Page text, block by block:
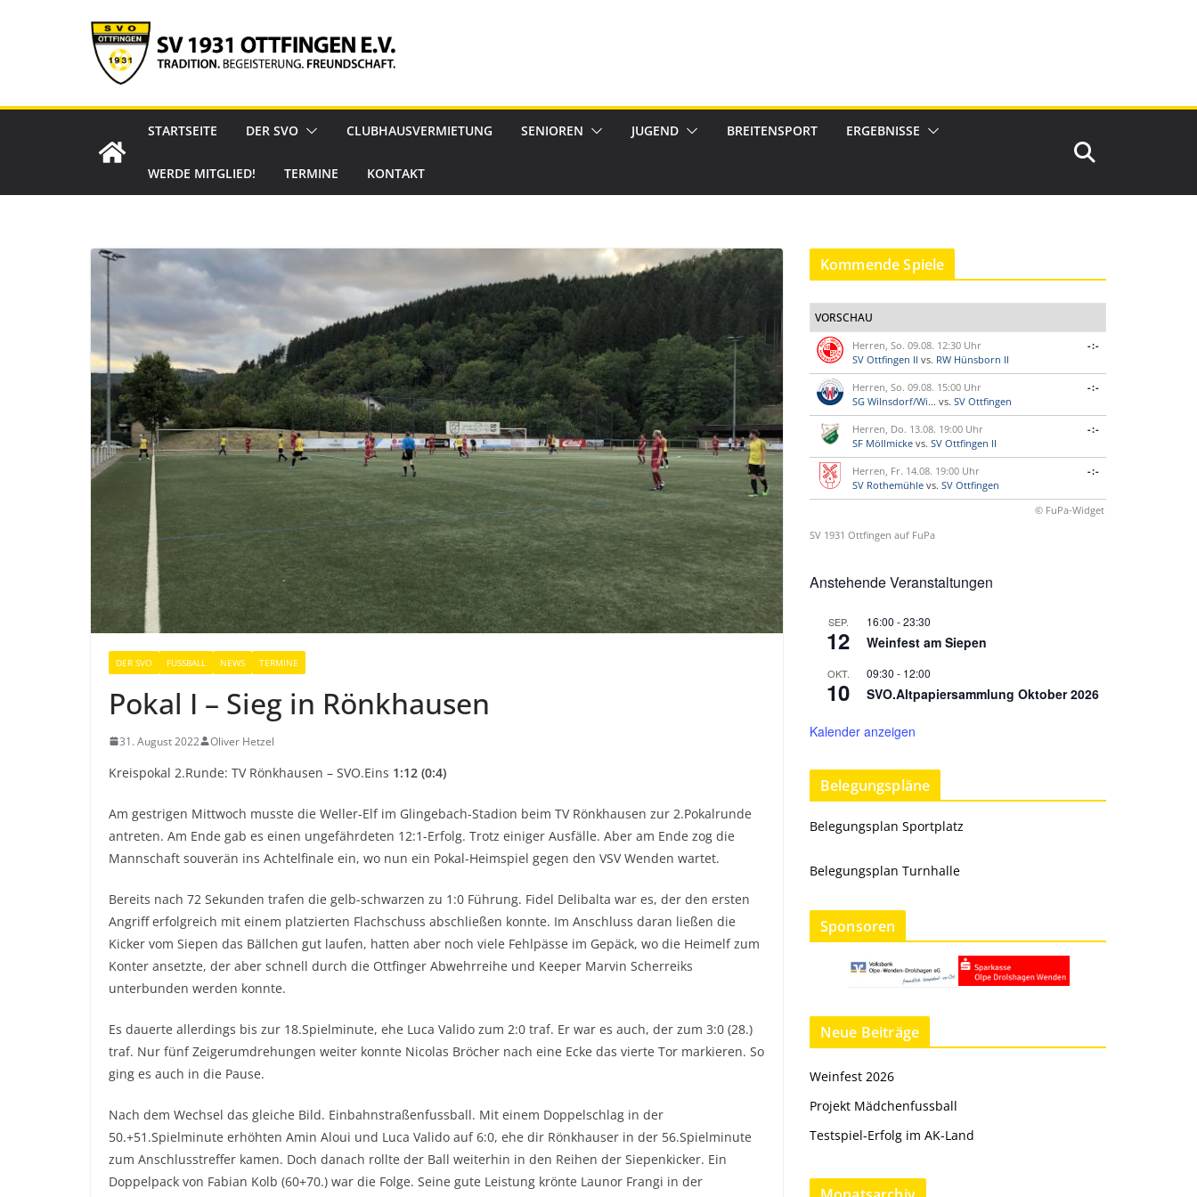
STARTSEITE DER SVO CLUBHAUSVERMIETUNG SENIOREN JUGEND BREITENSPORT ERGEBNISSE
WERDE MITGLIED! TERMINE KONTAKT
DER SVO FUSSBALL NEWS TERMINE
Pokal I – Sieg in Rönkhausen
31. August 2022 Oliver Hetzel
Kreispokal 2.Runde: TV Rönkhausen – SVO.Eins 1:12 (0:4)
Am gestrigen Mittwoch musste die Weller-Elf im Glingebach-Stadion beim TV Rönkhausen zur 2.Pokalrunde
antreten. Am Ende gab es einen ungefährdeten 12:1-Erfolg. Trotz einiger Ausfälle. Aber am Ende zog die
Mannschaft souverän ins Achtelfinale ein, wo nun ein Pokal-Heimspiel gegen den VSV Wenden wartet.
Bereits nach 72 Sekunden trafen die gelb-schwarzen zu 1:0 Führung. Fidel Delibalta war es, der den ersten
Angriff erfolgreich mit einem platzierten Flachschuss abschließen konnte. Im Anschluss daran ließen die
Kicker vom Siepen das Bällchen gut laufen, hatten aber noch viele Fehlpässe im Gepäck, wo die Heimelf zum
Konter ansetzte, der aber schnell durch die Ottfinger Abwehrreihe und Keeper Marvin Scherreiks
unterbunden werden konnte.
Es dauerte allerdings bis zur 18.Spielminute, ehe Luca Valido zum 2:0 traf. Er war es auch, der zum 3:0 (28.)
traf. Nur fünf Zeigerumdrehungen weiter konnte Nicolas Bröcher nach eine Ecke das vierte Tor markieren. So
ging es auch in die Pause.
Nach dem Wechsel das gleiche Bild. Einbahnstraßenfussball. Mit einem Doppelschlag in der
50.+51.Spielminute erhöhten Amin Aloui und Luca Valido auf 6:0, ehe dir Rönkhauser in der 56.Spielminute
zum Anschlusstreffer kamen. Doch danach rollte der Ball weiterhin in den Reihen der Siepenkicker. Ein
Doppelpack von Fabian Kolb (60+70.) war die Folge. Seine gute Leistung krönte Launor Frangi in der
Kommende Spiele
VORSCHAU
Herren, So. 09.08. 12:30 Uhr
SV Ottfingen II vs. RW Hünsborn II
-:-
Herren, So. 09.08. 15:00 Uhr
SG Wilnsdorf/Wi... vs. SV Ottfingen
-:-
Herren, Do. 13.08. 19:00 Uhr
SF Möllmicke vs. SV Ottfingen II
-:-
Herren, Fr. 14.08. 19:00 Uhr
SV Rothemühle vs. SV Ottfingen
-:-
© FuPa-Widget
SV 1931 Ottfingen auf FuPa
Anstehende Veranstaltungen
SEP.
12
16:00 -23:30
Weinfest am Siepen
OKT.
10
09:30 - 12:00
SVO.Altpapiersammlung Oktober 2026
Kalender anzeigen
Belegungspläne
Belegungsplan Sportplatz
Belegungsplan Turnhalle
Sponsoren
Neue Beiträge
Weinfest 2026
Projekt Mädchenfussball
Testspiel-Erfolg im AK-Land